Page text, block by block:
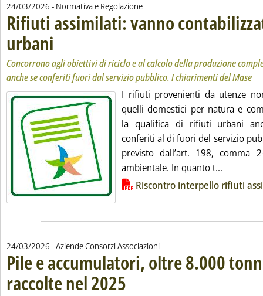
24/03/2026 - Normativa e Regolazione
Rifiuti assimilati: vanno
urbani
Concorrono agli obiettivi di riciclo e al calcolo della produzione
anche se conferiti fuori dal servizio pubblico. I chiarimenti del Mase
I rifiuti provenienti da utenze
quelli domestici per natura e
la qualifica di rifiuti urbani
conferiti al di fuori del servizio
previsto dall’art. 198, comma
ambientale. In quanto t...
Lista allegati PDF alla notiziaRiscontro interpello rifiuti
24/03/2026 - Aziende Consorzi Associazioni
Pile e accumulatori, oltre 8.000
raccolte nel 2025